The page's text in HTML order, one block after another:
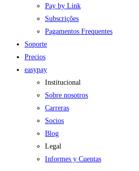
Pay by Link
Subscrições
Pagamentos Frequentes
Soporte
Precios
easypay
Institucional
Sobre nosotros
Carreras
Socios
Blog
Legal
Informes y Cuentas